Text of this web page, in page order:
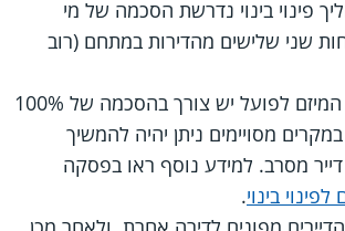
פינוי בינוי נדרשת הסכמה של מי
שני שלישים מהדירות במתחם (רוב
כדי להוציא את המיזם לפועל יש צורך בהסכמה של 100%
מסויימים ניתן יהיה להמשיך
מסרב. למידע נוסף ראו בפסקה
בינוי.